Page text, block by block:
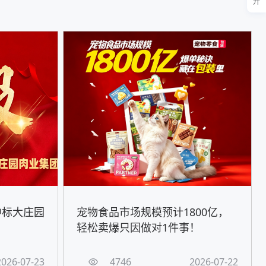
大庄园
07-23
宠物食品市场规模预计1800亿，
轻松卖爆只因做对1件事！
4746 2026-07-22